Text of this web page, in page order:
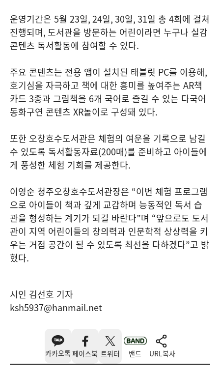
운영기간은 5월 23일, 24일, 30일, 31일 총 4회에 걸쳐
진행되며, 도서관을 방문하는 어린이라면 누구나 실감
콘텐츠 독서활동에 참여할 수 있다.
주요 콘텐츠는 전용 앱이 설치된 태블릿 PC를 이용해,
호기심을 자극하고 책에 대한 흥미를 높여주는 AR책
카드 3종과 그림책을 6개 국어로 즐길 수 있는 다국어
동화구연 콘텐츠 XR놀이로 구성돼 있다.
또한 오창호수도서관은 체험의 여운을 기록으로 남길
수 있도록 독서활동자료(200매)를 준비하고 아이들에
게 풍성한 체험 기회를 제공한다.
이영순 청주오창호수도서관장은 “이번 체험 프로그램
으로 아이들이 책과 깊게 교감하며 능동적인 독서 습
관을 형성하는 계기가 되길 바란다”며 “앞으로도 도서
관이 지역 어린이들의 창의력과 인문학적 상상력을 키
우는 거점 공간이 될 수 있도록 최선을 다하겠다”고 밝
혔다.
시인 김선호 기자
ksh5937@hanmail.net
카카오톡 페이스북 트위터 밴드 URL복사